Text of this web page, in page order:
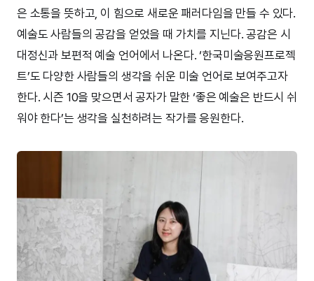
은 소통을 뜻하고, 이 힘으로 새로운 패러다임을 만들 수 있다.
예술도 사람들의 공감을 얻었을 때 가치를 지닌다. 공감은 시
대정신과 보편적 예술 언어에서 나온다. ‘한국미술응원프로젝
트’도 다양한 사람들의 생각을 쉬운 미술 언어로 보여주고자
한다. 시즌 10을 맞으면서 공자가 말한 ‘좋은 예술은 반드시 쉬
워야 한다’는 생각을 실천하려는 작가를 응원한다.